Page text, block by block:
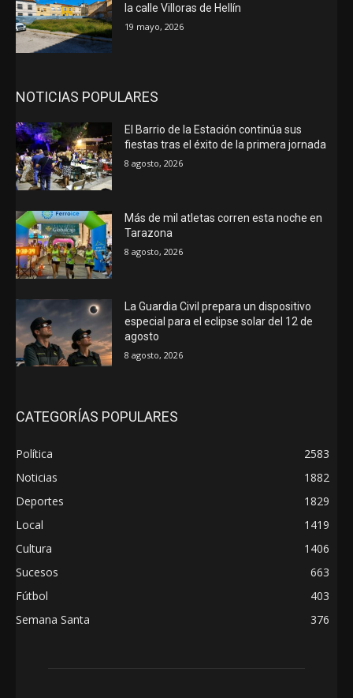
la calle Villoras de Hellín
19 mayo, 2026
NOTICIAS POPULARES
El Barrio de la Estación continúa sus
fiestas tras el éxito de la primera jornada
8 agosto, 2026
Más de mil atletas corren esta noche en
Tarazona
8 agosto, 2026
La Guardia Civil prepara un dispositivo
especial para el eclipse solar del 12 de
agosto
8 agosto, 2026
CATEGORÍAS POPULARES
Política
2583
Noticias
1882
Deportes
1829
Local
1419
Cultura
1406
Sucesos
663
Fútbol
403
Semana Santa
376